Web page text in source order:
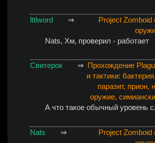
lttlword ⇒
Project Zomboid
Nats, Хм, проверил - работает
Свитерок ⇒ Прохождение
и тактики:
паразит, прион,
оружие,
А что такое обычный уровень
Nats ⇒
Project Zomboid